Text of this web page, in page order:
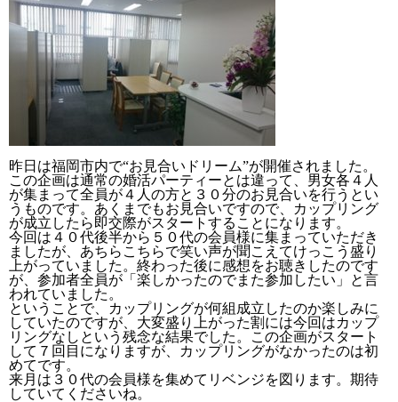
昨日は福岡市内で“お見合いドリーム”が開催されました。
この企画は通常の婚活パーティーとは違って、男女各４人
が集まって全員が４人の方と３０分のお見合いを行うとい
うものです。あくまでもお見合いですので、カップリング
が成立したら即交際がスタートすることになります。
今回は４０代後半から５０代の会員様に集まっていただき
ましたが、あちらこちらで笑い声が聞こえてけっこう盛り
上がっていました。終わった後に感想をお聴きしたのです
が、参加者全員が「楽しかったのでまた参加したい」と言
われていました。
ということで、カップリングが何組成立したのか楽しみに
していたのですが、大変盛り上がった割には今回はカップ
リングなしという残念な結果でした。この企画がスタート
して７回目になりますが、カップリングがなかったのは初
めてです。
来月は３０代の会員様を集めてリベンジを図ります。期待
していてくださいね。